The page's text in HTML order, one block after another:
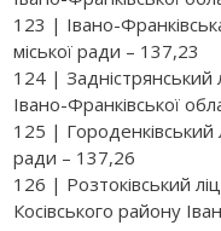
123 | Івано-
міської ради – 137,23
124 | Задністрянський
Івано-Франківської
125 | Городенківський
ради – 137,26
126 | Розтоківський
Косівського району